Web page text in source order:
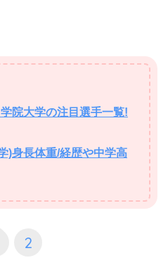
院大学の注目選手一覧!
)身長体重/経歴や中学高
2